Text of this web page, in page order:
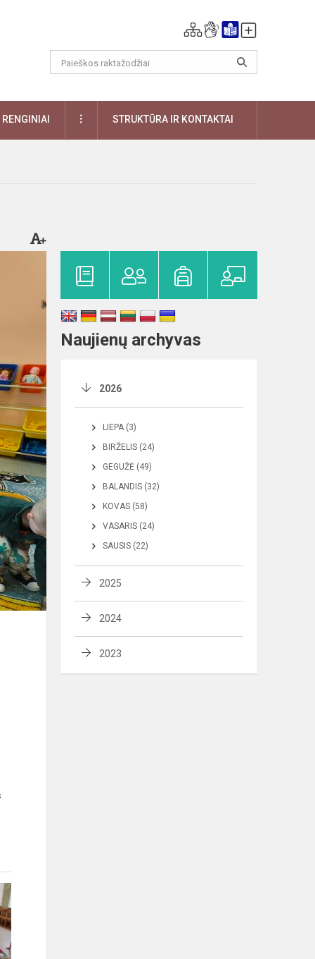
RENGINIAI DAUGIAUSTRUKTŪRA IR KONTAKTAI
Naujienų archyvas
2026
LIEPA (3)
BIRŽELIS (24)
GEGUŽĖ (49)
BALANDIS (32)
KOVAS (58)
VASARIS (24)
SAUSIS (22)
2025
2024
2023